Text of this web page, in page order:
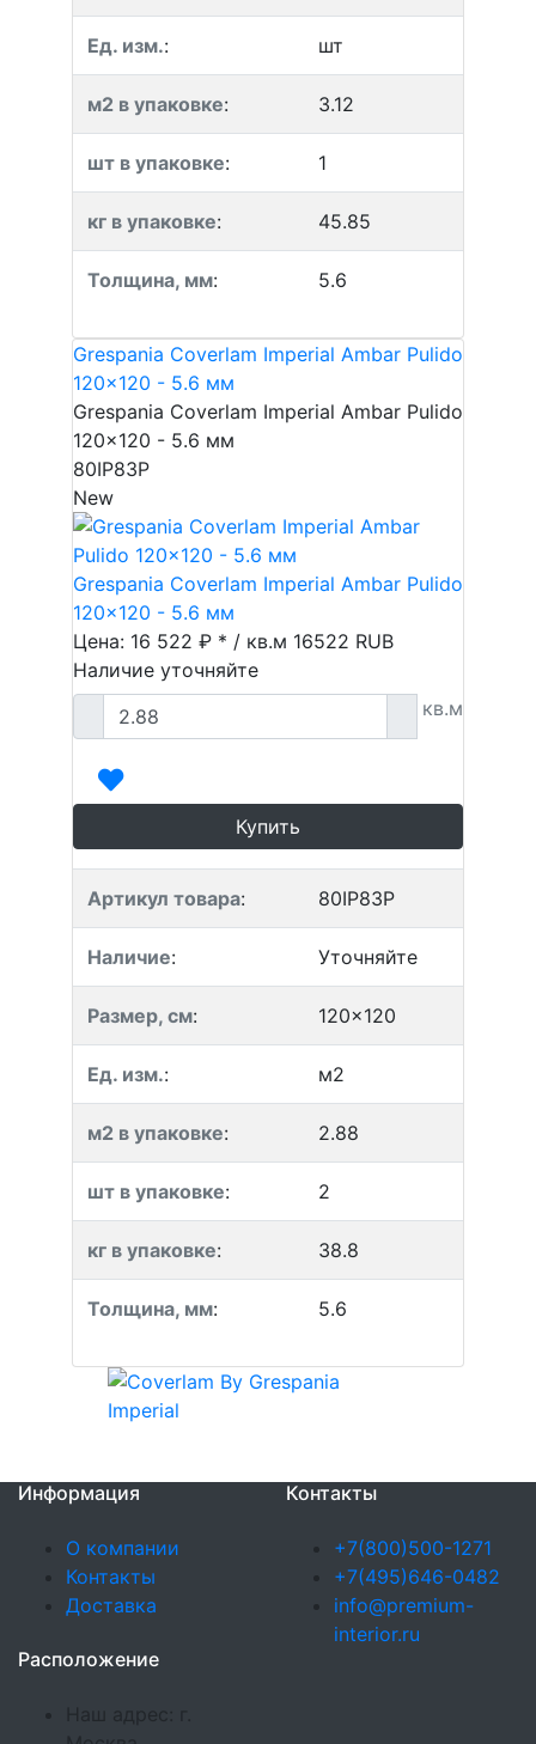
Ед. изм.: шт
м2 в упаковке: 3.12
шт в упаковке: 1
кг в упаковке: 45.85
Толщина, мм: 5.6
Grespania Coverlam Imperial Ambar Pulido
120x120 - 5.6 мм
Grespania Coverlam Imperial Ambar Pulido
120x120 - 5.6 мм
80IP83P
New
Grespania Coverlam Imperial Ambar Pulido
120x120 - 5.6 мм
Цена: 16 522 ₽ * / кв.м 16522 RUB
Наличие уточняйте
кв.м
Купить
Артикул товара: 80IP83P
Наличие: Уточняйте
Размер, см: 120x120
Ед. изм.: м2
м2 в упаковке: 2.88
шт в упаковке: 2
кг в упаковке: 38.8
Толщина, мм: 5.6
Информация
О компании
Контакты
Доставка
Контакты
+7(800)500-1271
+7(495)646-0482
info@premium-
interior.ru
Расположение
Наш адрес: г.